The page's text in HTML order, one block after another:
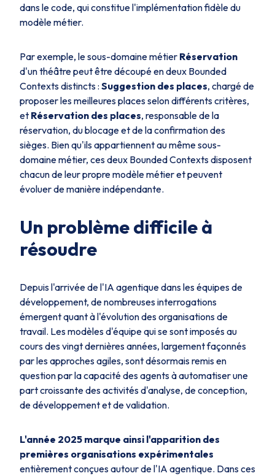
dans le code, qui constitue l'implémentation fidèle du
modèle métier.
Par exemple, le sous-domaine métier Réservation
d'un théâtre peut être découpé en deux Bounded
Contextsdistincts : Suggestion des places, chargé de
proposer les meilleures places selon différents critères,
et Réservation des places, responsable de la
réservation, du blocage et de la confirmation des
sièges. Bien qu'ils appartiennent au même sous-
domaine métier, ces deux Bounded Contextsdisposent
chacun de leur propre modèle métier et peuvent
évoluer de manière indépendante.
Un problème difficile à
résoudre
Depuis l'arrivée de l'IA agentique dans les équipes de
développement, de nombreuses interrogations
émergent quant à l'évolution des organisations de
travail. Les modèles d'équipe qui se sont imposés au
cours des vingt dernières années, largement façonnés
par les approches agiles, sont désormais remis en
question par la capacité des agents à automatiser une
part croissante des activités d'analyse, de conception,
de développement et de validation.
L'année 2025 marque ainsi l'apparition des
premières organisations expérimentales
entièrement conçues autour de l'IA agentique. Dans ces